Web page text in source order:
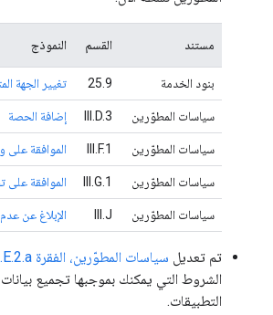
مستند القسم النموذج
بنود الخدمة 25.9 تغيير الجهة
سياسات المطوّرين III.D.3 إضافة الحصة
سياسات المطوّرين III.F.1 الموافقة على
سياسات المطوّرين III.G.1 الموافقة على
سياسات المطوّرين III.J الإبلاغ عن عدم
تم تعديل سياسات المطوّرين، الفقرة III.E.2.a
الشروط التي يمكنك بموجبها تجميع
التطبيقات.